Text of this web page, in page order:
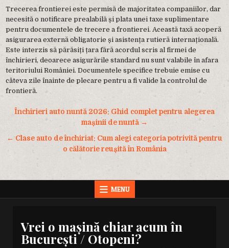
Trecerea frontierei este permisă de majoritatea companiilor, dar
necesită o notificare prealabilă și plata unei taxe suplimentare
pentru documentele de trecere a frontierei. Această taxă acoperă
asigurarea externă obligatorie și asistența rutieră internațională.
Este interzis să părăsiți țara fără acordul scris al firmei de
închirieri, deoarece asigurările standard nu sunt valabile în afara
teritoriului României. Documentele specifice trebuie emise cu
câteva zile înainte de plecare pentru a fi valide la controlul de
frontieră.
Navigare
articole
Închirieri auto nuntă 2026: Ghid complet pentru alegerea
mașinii de nuntă →
← Clase auto de închiriat: Cum alegi categoria potrivită pentru
o călătorie reușită în România
MENU
Vrei o mașină chiar acum în
București / Otopeni?